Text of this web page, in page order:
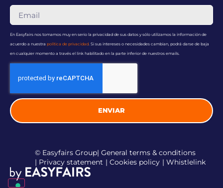
En Easyfairs nos tomamos muy en serio la privacidad de sus datos y sólo utilizamos la información de
acuerdo a nuestra política de privacidad. Si sus intereses o necesidades cambian, podrá darse de baja
en cualquier momento a través el link habilitado en la parte inferior de nuestros emails.
ENVIAR
© Easyfairs Group| General terms & conditions
| Privacy statement | Cookies policy | Whistlelink